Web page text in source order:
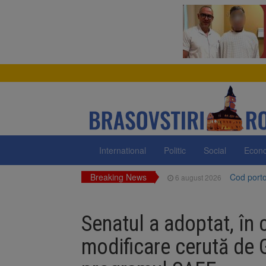
International Politic Social
Breaking News 6 august 2026 Cod
Bărbat
6 august 2026 Urmele
6 august 2026
AUR a
Dan
Senatul a adoptat, în
modificare cerută de